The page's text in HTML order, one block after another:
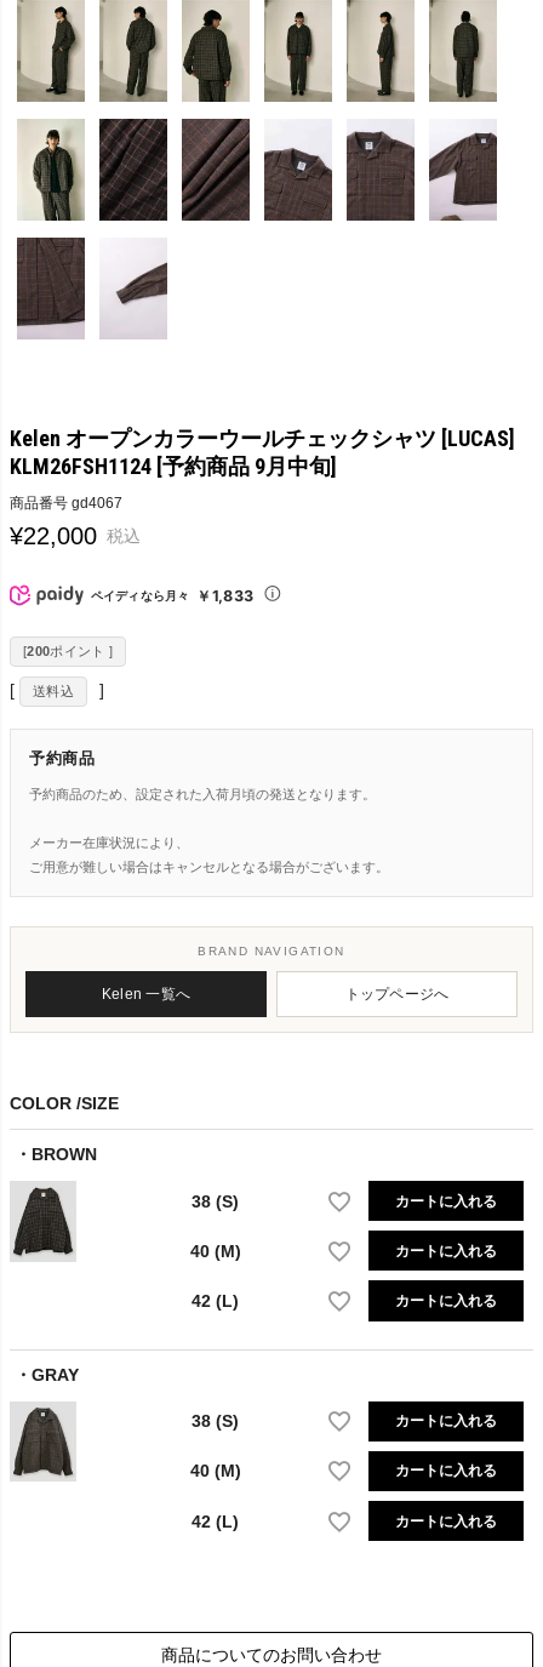
Kelen オープンカラーウールチェックシャツ [LUCAS]
KLM26FSH1124 [予約商品 9月中旬]
商品番号 gd4067
¥22,000 税込
ペイディなら月々 ￥1,833
[200ポイント ]
送料込
予約商品
予約商品のため、設定された入荷月頃の発送となります。
メーカー在庫状況により、
ご用意が難しい場合はキャンセルとなる場合がございます。
BRAND NAVIGATION
Kelen 一覧へ トップページへ
COLOR SIZE
BROWN
38 (S) カートに入れる
40 (M) カートに入れる
42 (L) カートに入れる
GRAY
38 (S) カートに入れる
40 (M) カートに入れる
42 (L) カートに入れる
商品についてのお問い合わせ